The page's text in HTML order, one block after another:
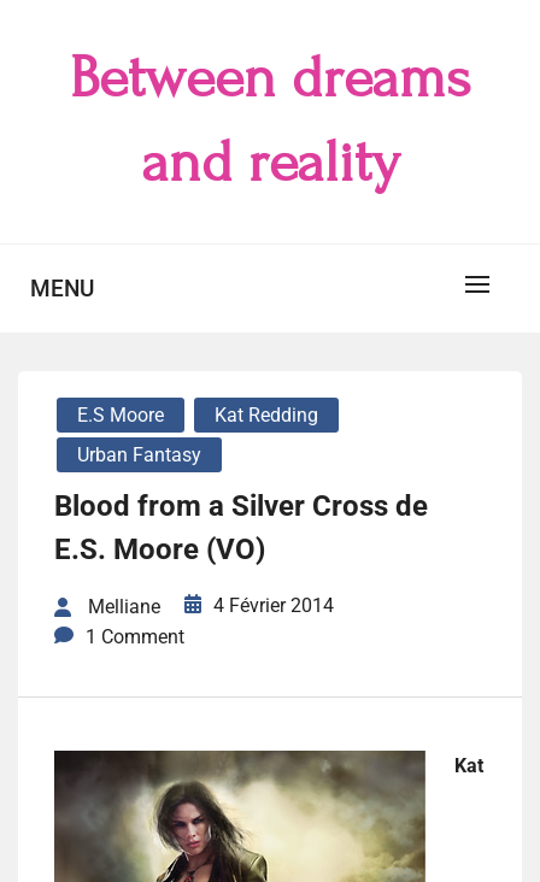
Between dreams
and reality
MENU
E.S Moore
Kat Redding
Urban Fantasy
Blood from a Silver Cross de
E.S. Moore (VO)
Melliane
4 Février 2014
1 Comment
Kat